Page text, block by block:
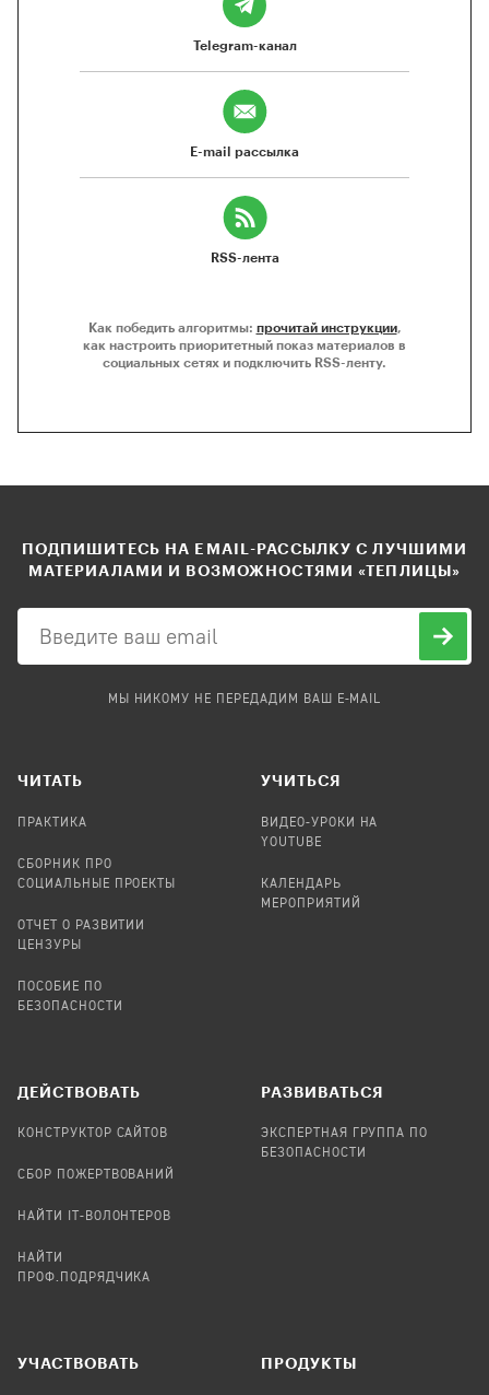
Telegram-канал
E-mail рассылка
RSS-лента
Как победить алгоритмы: прочитай инструкции,
как настроить приоритетный показ материалов в
социальных сетях и подключить RSS-ленту.
ПОДПИШИТЕСЬ НА EMAIL-РАССЫЛКУ С ЛУЧШИМИ
МАТЕРИАЛАМИ И ВОЗМОЖНОСТЯМИ «ТЕПЛИЦЫ»
МЫ НИКОМУ НЕ ПЕРЕДАДИМ ВАШ E-MAIL
ЧИТАТЬ
ПРАКТИКА
СБОРНИК ПРО
СОЦИАЛЬНЫЕ ПРОЕКТЫ
ОТЧЕТ О РАЗВИТИИ
ЦЕНЗУРЫ
ПОСОБИЕ ПО
БЕЗОПАСНОСТИ
УЧИТЬСЯ
ВИДЕО-УРОКИ НА
YOUTUBE
КАЛЕНДАРЬ
МЕРОПРИЯТИЙ
ДЕЙСТВОВАТЬ
КОНСТРУКТОР САЙТОВ
СБОР ПОЖЕРТВОВАНИЙ
НАЙТИ IT-ВОЛОНТЕРОВ
НАЙТИ
ПРОФ.ПОДРЯДЧИКА
РАЗВИВАТЬСЯ
ЭКСПЕРТНАЯ ГРУППА ПО
БЕЗОПАСНОСТИ
УЧАСТВОВАТЬ ПРОДУКТЫ